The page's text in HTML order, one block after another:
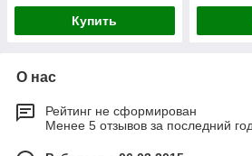
Купить
О нас
Рейтинг не сформирован
Менее 5 отзывов за последний